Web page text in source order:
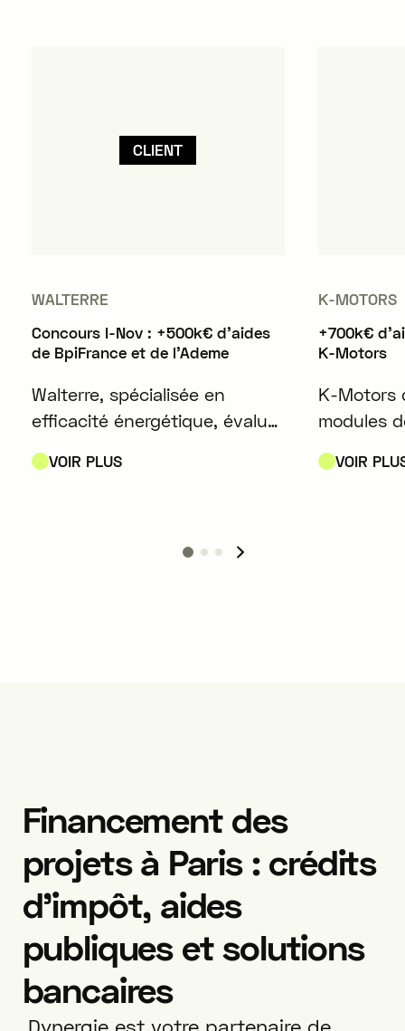
CLIENT
WALTERRE
Concours I-Nov : +500k€ d'aides
de BpiFrance et de l'Ademe
Walterre, spécialisée en
efficacité énergétique, évalue
des bâtiments, garantissant
VOIR PLUS
K-MOTORS
+700k€
K-Motors
K-Motors
modules
play
VOIR
Financement des
projets à Paris : crédits
d’impôt, aides
publiques et solutions
bancaires
Dynergie est votre partenaire de